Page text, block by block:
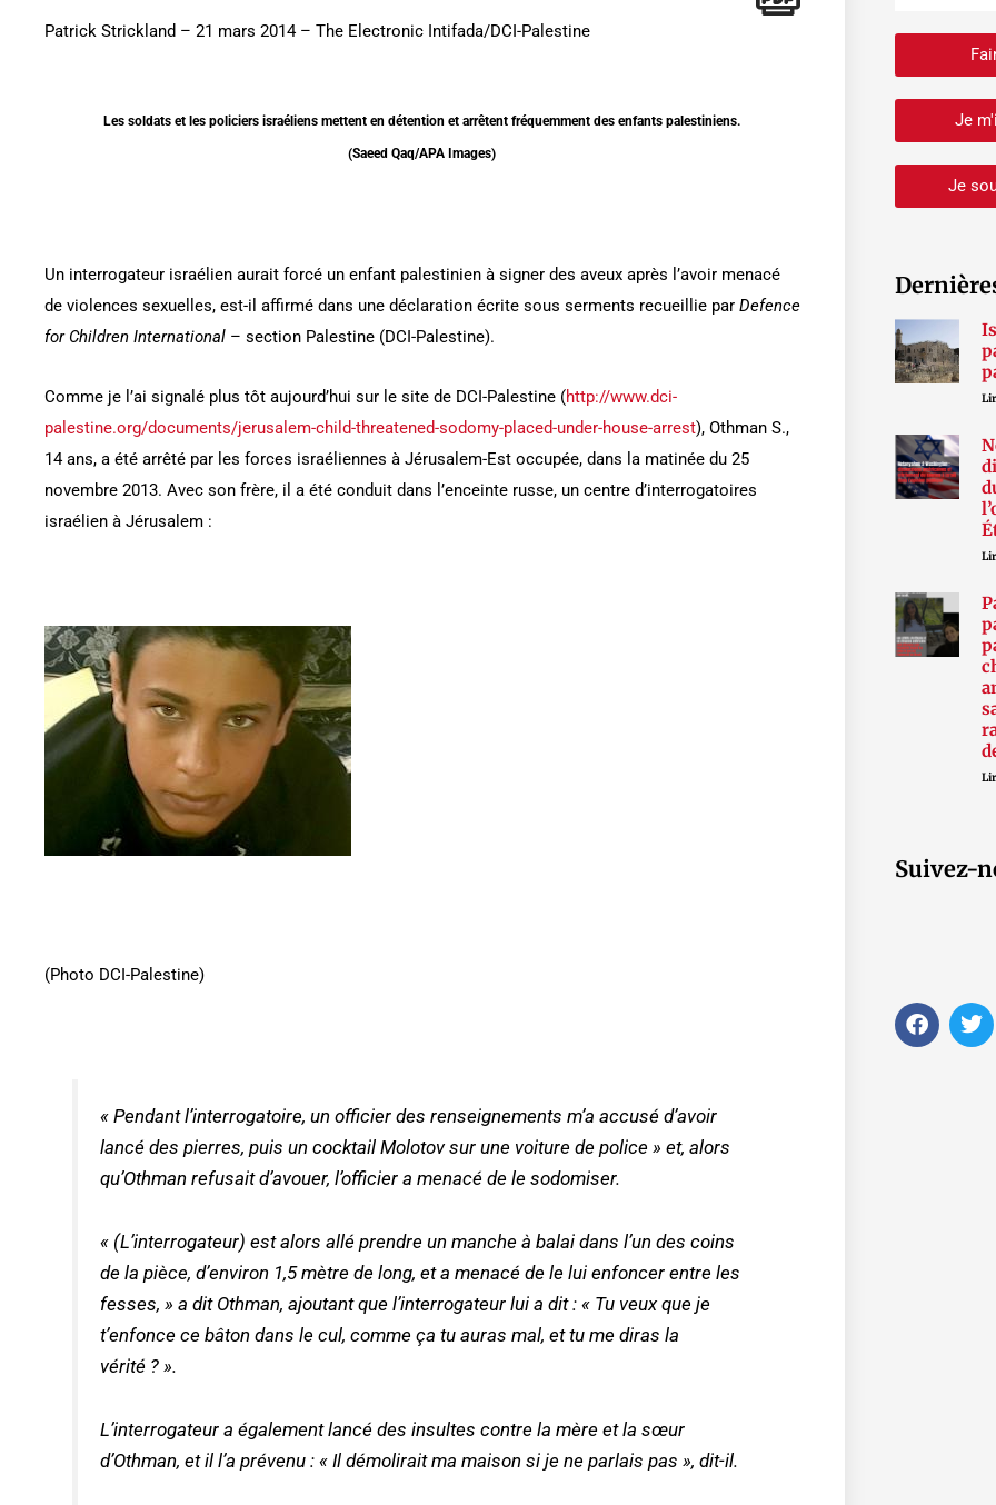
Patrick Strickland – 21 mars 2014 – The Electronic Intifada/DCI-Palestine
Les soldats et les policiers israéliens mettent en détention et arrêtent fréquemment des enfants palestiniens.
(Saeed Qaq/APA Images)
Un interrogateur israélien aurait forcé un enfant palestinien à signer des aveux après l’avoir menacé
de violences sexuelles, est-il affirmé dans une déclaration écrite sous serments recueillie par Defence
for Children International – section Palestine (DCI-Palestine).
Comme je l’ai signalé plus tôt aujourd’hui sur le site de DCI-Palestine (http://www.dci-
palestine.org/documents/jerusalem-child-threatened-sodomy-placed-under-house-arrest), Othman S.,
14 ans, a été arrêté par les forces israéliennes à Jérusalem-Est occupée, dans la matinée du 25
novembre 2013. Avec son frère, il a été conduit dans l’enceinte russe, un centre d’interrogatoires
israélien à Jérusalem :
(Photo DCI-Palestine)
« Pendant l’interrogatoire, un officier des renseignements m’a accusé d’avoir
lancé des pierres, puis un cocktail Molotov sur une voiture de police » et, alors
qu’Othman refusait d’avouer, l’officier a menacé de le sodomiser.
« (L’interrogateur) est alors allé prendre un manche à balai dans l’un des coins
de la pièce, d’environ 1,5 mètre de long, et a menacé de le lui enfoncer entre les
fesses, » a dit Othman, ajoutant que l’interrogateur lui a dit : « Tu veux que je
t’enfonce ce bâton dans le cul, comme ça tu auras mal, et tu me diras la
vérité ?».
L’interrogateur a également lancé des insultes contre la mère et la sœur
d’Othman, et il l’a prévenu : « Il démolirait ma maison si je ne parlais pas », dit-il.
Je
Je
Suivez-
F
a
T
w